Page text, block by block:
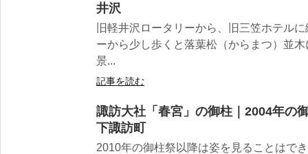
井沢
旧軽井沢ロータリーから、旧三笠ホテル
ーから少し歩くと落葉松（からまつ）並
景...
記事を読む
諏訪大社「春宮」の御柱｜2004年の
下諏訪町
2010年の御柱祭以降は姿を見ることはで